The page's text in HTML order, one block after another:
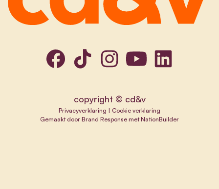
copyright © cd&v
Privacyverklaring | Cookie verklaring
Gemaakt doorBrand ResponsemetNationBuilder